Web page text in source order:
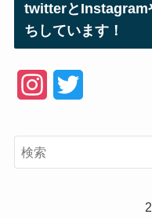
twitterとInstagram
ちしています！